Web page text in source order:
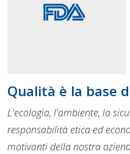
Qualità è la base
L'ecologia, l'ambiente, la
responsabilità etica ed
motivanti della nostra